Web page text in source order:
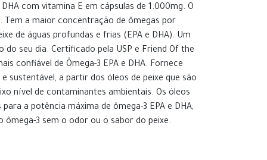
com vitamina E em cápsulas de 1.000mg. O
Tem a maior concentração de ômegas por
de águas profundas e frias (EPA e DHA). Um
do seu dia. Certificado pela USP e Friend Of the
confiável de Ômega-3 EPA e DHA. Fornece
sustentável, a partir dos óleos de peixe que são
nível de contaminantes ambientais. Os óleos
a potência máxima de ômega-3 EPA e DHA,
3 sem o odor ou o sabor do peixe.